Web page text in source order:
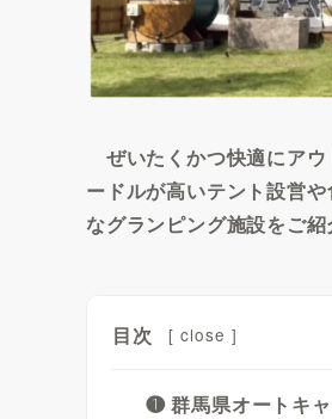
ぜいたくかつ快適にアウ
ードルが高いテント設営
なグランピング施設をご
目次 [ close ]
❶ 群馬県オートキ